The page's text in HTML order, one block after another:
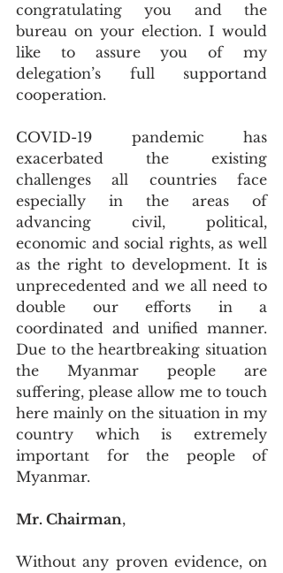
congratulating you and the
bureau on your election. I would
like to assure you of my
delegation’s full supportand
cooperation.
COVID-19 pandemic has
exacerbated the existing
challenges all countries face
especially in the areas of
advancing civil, political,
economic and social rights, as well
as the right to development. It is
unprecedented and we all need to
double our efforts in a
coordinated and unified manner.
Due to the heartbreaking situation
the Myanmar people are
suffering, please allow me to touch
here mainly on the situation in my
country which is extremely
important for the people of
Myanmar.
Mr. Chairman,
Without any proven evidence, on